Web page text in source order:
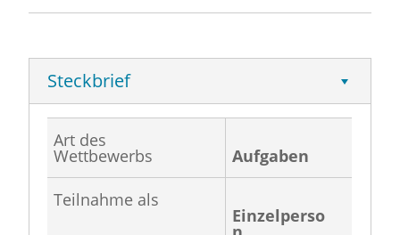
Steckbrief
Art des
Wettbewerbs Aufgaben
Teilnahme als
Einzelperso